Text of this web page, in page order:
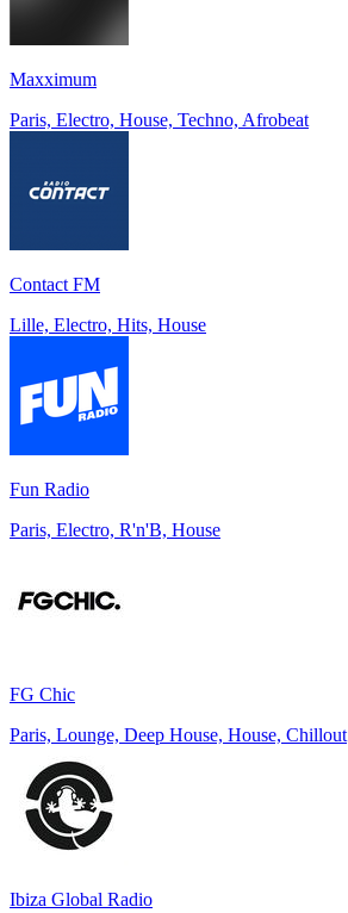
Maxximum
Paris, Electro, House, Techno, Afrobeat
Contact FM
Lille, Electro, Hits, House
Fun Radio
Paris, Electro, R'n'B, House
FG Chic
Paris, Lounge, Deep House, House, Chillout
Ibiza Global Radio